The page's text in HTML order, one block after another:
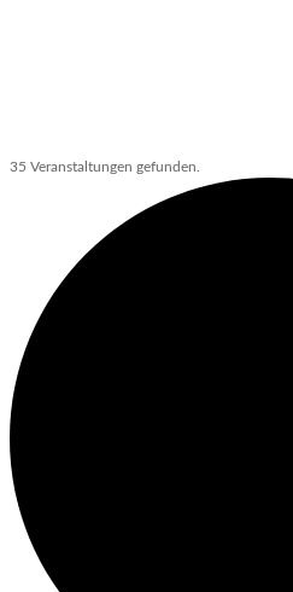
35 Veranstaltungen gefunden.